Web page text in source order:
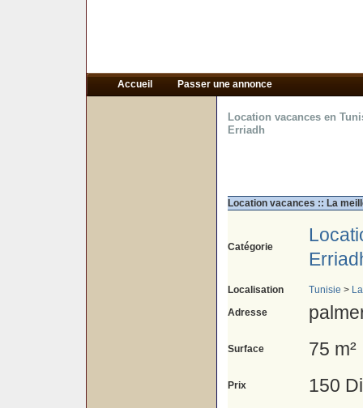
Accueil Passer une annonce
Location vacances en
Erriadh
Location vacances :: La
Catégorie
Localisation Tunisie >
Adresse
Surface 75 m²
Prix 150